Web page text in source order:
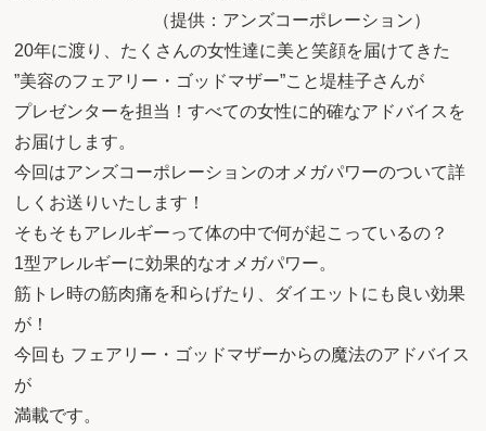
（提供：アンズコーポレーション）
20年に渡り、たくさんの女性達に美と笑顔を届けてきた
”美容のフェアリー・ゴッドマザー”こと堤桂子さんが
プレゼンターを担当！すべての女性に的確なアドバイスを
お届けします。
今回はアンズコーポレーションのオメガパワーのついて詳
しくお送りいたします！
そもそもアレルギーって体の中で何が起こっているの？
1型アレルギーに効果的なオメガパワー。
筋トレ時の筋肉痛を和らげたり、ダイエットにも良い効果
が！
今回も フェアリー・ゴッドマザーからの魔法のアドバイス
が
満載です。